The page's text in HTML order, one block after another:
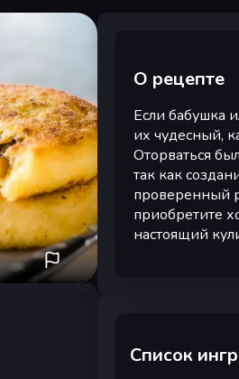
О рецепте
Если бабушка
их чудесный,
Оторваться
так как
проверенный
приобретите
настоящий
Список